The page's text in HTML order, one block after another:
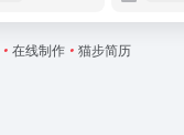
• 在线制作 • 猫步简历